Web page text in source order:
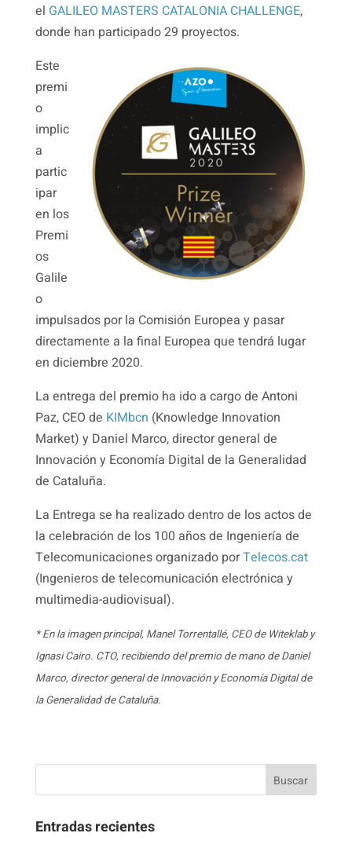
el GALILEO MASTERS CATALONIA CHALLENGE,
donde han participado 29 proyectos.
Este
premi
o
implic
a
partic
ipar
en los
Premi
os
Galile
o
impulsados ​​por la Comisión Europea y pasar
directamente a la final Europea que tendrá lugar
en diciembre 2020.
La entrega del premio ha ido a cargo de Antoni
Paz, CEO de KIMbcn (Knowledge Innovation
Market) y Daniel Marco, director general de
Innovación y Economía Digital de la Generalidad
de Cataluña.
La Entrega se ha realizado dentro de los actos de
la celebración de los 100 años de Ingeniería de
Telecomunicaciones organizado porTelecos.cat
(Ingenieros de telecomunicación electrónica y
multimedia-audiovisual).
* En la imagen principal, Manel Torrentallé, CEO de Witeklab y
Ignasi Cairo. CTO, recibiendo del premio de mano de Daniel
Marco, director general de Innovación y Economía Digital de
la Generalidad de Cataluña.
Entradas recientes